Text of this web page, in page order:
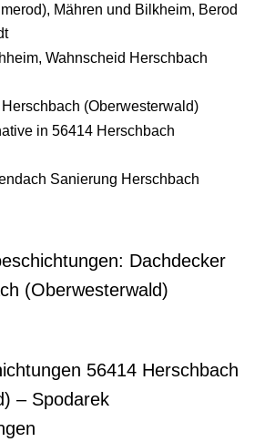
Mähren und Bilkheim, Berod
Wahnscheid Herschbach
(Oberwesterwald)
in 56414 Herschbach
Sanierung Herschbach
Dachdecker
(Oberwesterwald)
56414 Herschbach
– Spodarek